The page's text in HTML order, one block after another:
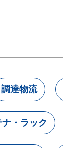
調達物流
・ラック